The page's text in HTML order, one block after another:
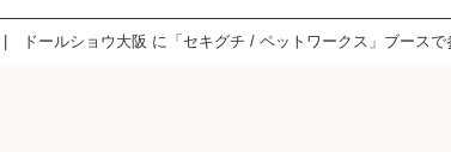
ドールショウ大阪 に「セキグチ / ペットワークス」ブースで